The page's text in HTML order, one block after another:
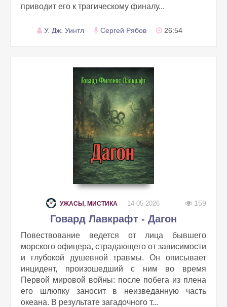
приводит его к трагическому финалу...
У. Дж. Уинтл Сергей Рябов 26:54
УЖАСЫ, МИСТИКА 14-05-2026 159
Говард Лавкрафт - Дагон
Повествование ведется от лица бывшего
морского офицера, страдающего от зависимости
и глубокой душевной травмы. Он описывает
инцидент, произошедший с ним во время
Первой мировой войны: после побега из плена
его шлюпку заносит в неизведанную часть
океана. В результате загадочного т...